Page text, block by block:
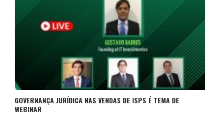
GOVERNANÇA JURÍDICA NAS VENDAS DE ISPS É TEMA DE
WEBINAR